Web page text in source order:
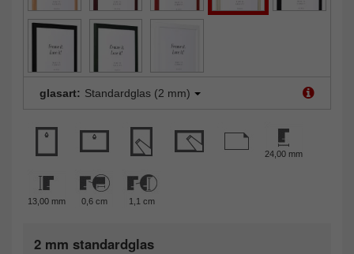
glasart: Standardglas (2 mm)
24,00 mm
13,00 mm 0,6 cm 1,1 cm
2 mm standardglas